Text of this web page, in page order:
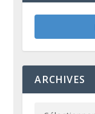
ARCHIVES